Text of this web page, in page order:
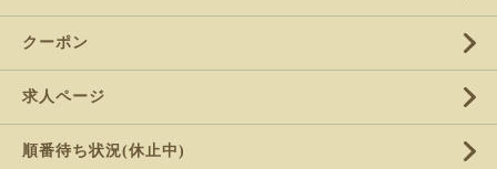
クーポン
求人ページ
順番待ち状況(休止中)